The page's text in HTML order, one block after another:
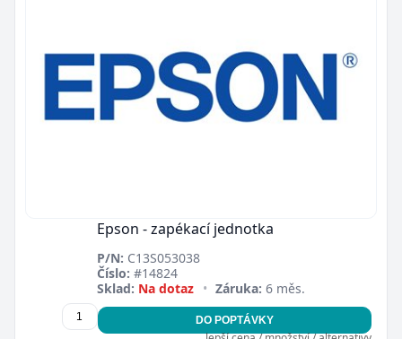
Zavřít
Epson - zapékací jednotka
P/N: C13S053038
Číslo: #14824
Sklad: Na dotaz • Záruka: 6 měs.
DO POPTÁVKY